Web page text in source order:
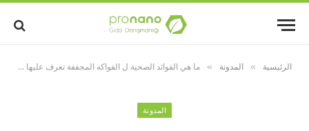
الرئيسية » المدونة » ما هي الفوائد الصحية ل الفواكه المجففة تعرف عليها في مقالنا
المدونة